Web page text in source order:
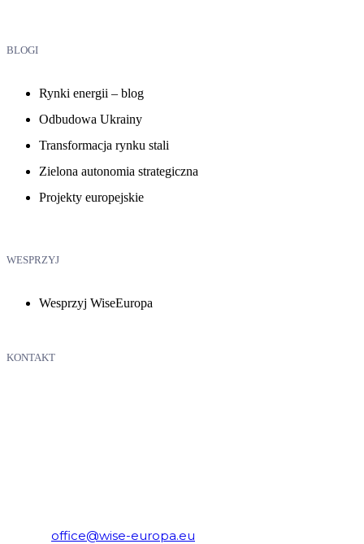
BLOGI
Rynki energii – blog
Odbudowa Ukrainy
Transformacja rynku stali
Zielona autonomia strategiczna
Projekty europejskie
WESPRZYJ
Wesprzyj WiseEuropa
KONTAKT
office@wise-europa.eu